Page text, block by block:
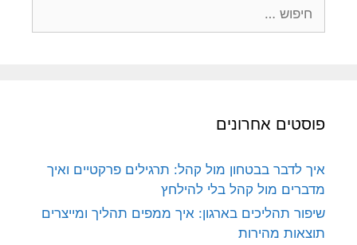
פוסטים אחרונים
איך לדבר בבטחון מול קהל: תרגילים פרקטיים ואיך
מדברים מול קהל בלי להילחץ
שיפור תהליכים בארגון: איך ממפים תהליך ומייצרים
תוצאות מהירות